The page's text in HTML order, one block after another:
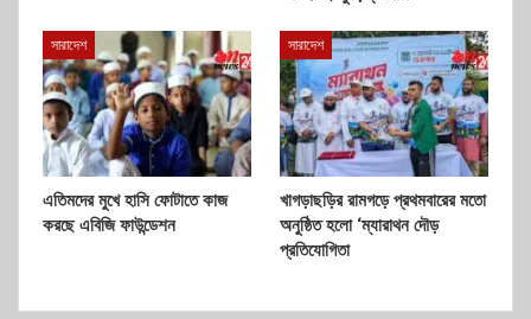
সারাদেশ
এতিমদের মুখে হাসি ফোটাতে কাজ
করছে এবিজি ফাউন্ডেশন
সারাদেশ
খাগড়াছড়ির রামগড়ে প্রথমবারের মতো
অনুষ্ঠিত হলো ‘ম্যারাথন দৌড়
প্রতিযোগিতা